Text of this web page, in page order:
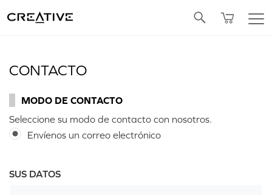
CONTACTO
MODO DE CONTACTO
Seleccione su modo de contacto con nosotros.
Envíenos un correo electrónico
SUS DATOS